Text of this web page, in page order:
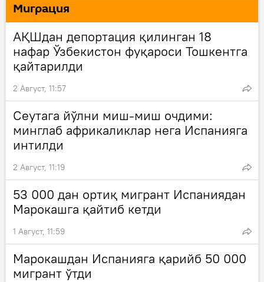
Миграция
АҚШдан депортация қилинган 18
нафар Ўзбекистон фуқароси Тошкентга
қайтарилди
2 Август, 11:57
Сеутага йўлни миш-миш очдими:
минглаб африкаликлар нега Испанияга
интилди
2 Август, 11:19
53 000 дан ортиқ мигрант Испаниядан
Марокашга қайтиб кетди
1 Август, 11:59
Марокашдан Испанияга қарийб 50 000
мигрант ўтди